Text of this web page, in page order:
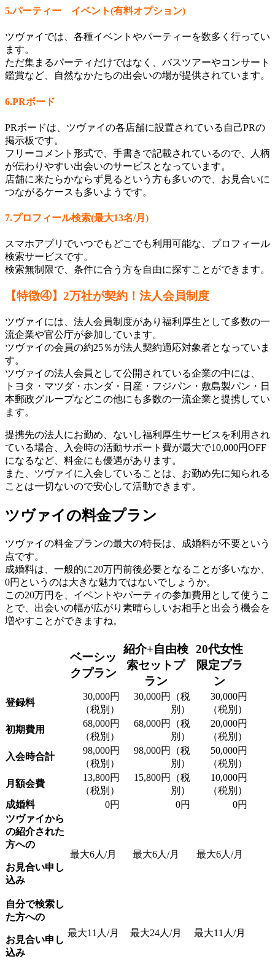
5.パーティー イベント(有料オプション)
ツヴァイでは、各種イベントやパーティーを数多く行ってい
ます。
ただ集まるパーティだけではなく、バスツアーやコンサート
鑑賞など、自然なかたちの出会いの場が提供されています。
6.PRボード
PRボードは、ツヴァイの各店舗に設置されている自己PRの
掲示板です。
フリーコメント形式で、手書きで記載されているので、人柄
が伝わりやすい出会いのサービスとなっています。
店舗に来たらかならず見るという方も多いので、お見合いに
つながるケースも多いようです。
7.プロフィール検索(最大13名/月)
スマホアプリでいつでもどこでも利用可能な、プロフィール
検索サービスです。
検索無制限で、条件に合う方を自由に探すことができます。
【特徴④】2万社が契約！法人会員制度
ツヴァイには、法人会員制度があり福利厚生として多数の一
流企業や官公庁が参加しています。
ツヴァイの会員の約25％が法人契約適応対象者となっていま
す。
ツヴァイの法人会員として公開されている企業の中には、
トヨタ・マツダ・ホンダ・日産・フジパン・敷島製パン・日
本郵政グループなどこの他にも多数の一流企業と提携してい
ます。
提携先の法人にお勤め、ないし福利厚生サービスを利用され
ている場合、入会時の活動サポート費が最大で10,000円OFF
になるなど、料金にも優遇があります。
また、ツヴァイに入会していることは、お勤め先に知られる
ことは一切ないので安心して活動できます。
ツヴァイの料金プラン
ツヴァイの料金プランの最大の特長は、成婚料が不要という
点です。
成婚料は、一般的に20万円前後必要となることが多いなか、
0円というのは大きな魅力ではないでしょうか。
この20万円を、イベントやパーティの参加費用として使うこ
とで、出会いの幅が広がり素晴らしいお相手と出会う機会を
増やすことができますね。
ベーシッ
クプラン
紹介+自由検
索セットプ
ラン
20代女性
限定プラ
ン
登録料
30,000円
（税別）
30,000円（税
別）
30,000円
（税別）
初期費用
68,000円
（税別）
68,000円（税
別）
20,000円
（税別）
入会時合計
98,000円
（税別）
98,000円（税
別）
50,000円
（税別）
月額会費
13,800円
（税別）
15,800円（税
別）
10,000円
（税別）
成婚料
0円 0円
0円
ツヴァイから
の紹介された
方への
お見合い申し
込み
最大6人/月 最大6人/月 最大6人/月
自分で検索し
た方への
お見合い申し
込み
最大11人/月 最大24人/月 最大11人/月